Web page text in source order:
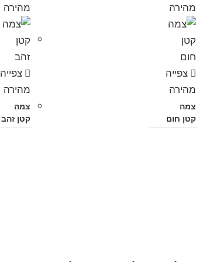
מהירה
צפייה
מהירה
צמה
קטן חום
מהירה
צפייה
מהירה
צמה
קטן זהב